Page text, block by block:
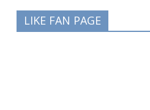
LIKE FAN PAGE